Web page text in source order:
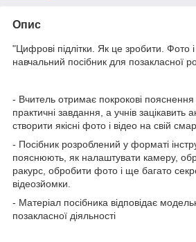
Опис
"Цифрові підлітки. Як це зробити. Фото
навчальний посібник для позакласної
- Вчитель отримає покрокові пояснення
практичні завдання, а учнів зацікавить
створити якісні фото і відео на свій
- Посібник розроблений у форматі
пояснюють, як налаштувати камеру,
ракурс, обробити фото і ще багато
відеозйомки.
- Матеріал посібника відповідає
позакласної діяльності